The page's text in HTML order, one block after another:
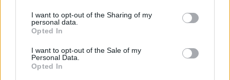
not limited to your visit or usage behaviour. You may click to
grant or deny consent to Google and its third-party tags to
use your data for below specified purposes in below Google
consent section.
I want to opt-out of the Sharing of my
personal data.
Opted In
I want to opt-out of the Sale of my
Personal Data.
Opted In
Sigue leyendo
SALUD Y ALIMENTACIÓN